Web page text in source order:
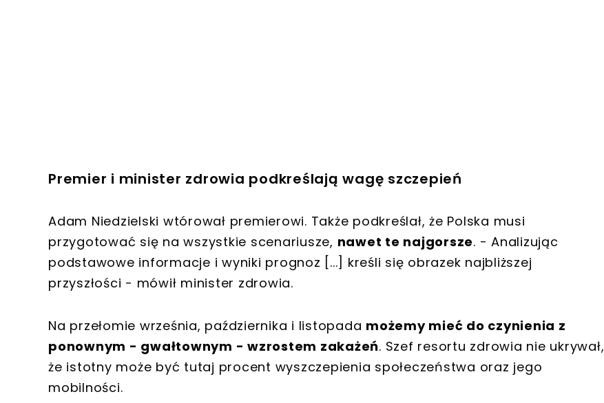
Premier i minister zdrowia podkreślają wagę szczepień
Adam Niedzielski wtórował premierowi. Także podkreślał, że Polska musi
przygotować się na wszystkie scenariusze, nawet te najgorsze. - Analizując
podstawowe informacje i wyniki prognoz [...] kreśli się obrazek najbliższej
przyszłości - mówił minister zdrowia.
Na przełomie września, października i listopada możemy mieć do czynienia z
ponownym - gwałtownym - wzrostem zakażeń. Szef resortu zdrowia nie ukrywał,
że istotny może być tutaj procent wyszczepienia społeczeństwa oraz jego
mobilności.